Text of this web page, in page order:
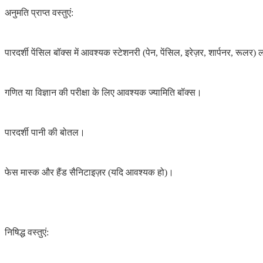
अनुमति प्राप्त वस्तुएं:
पारदर्शी पेंसिल बॉक्स में आवश्यक स्टेशनरी (पेन, पेंसिल, इरेज़र, शार्पनर, रूलर)
गणित या विज्ञान की परीक्षा के लिए आवश्यक ज्यामिति बॉक्स।
पारदर्शी पानी की बोतल।
फेस मास्क और हैंड सैनिटाइज़र (यदि आवश्यक हो)।
निषिद्ध वस्तुएं: